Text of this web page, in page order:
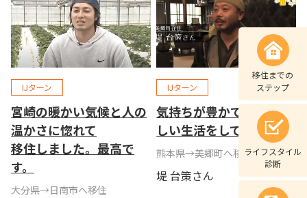
IJターン
宮崎の暖かい気候と人の
温かさに惚れて
移住しました。最高で
す。
大分県→日南市へ移住
IJターン
気持ちが豊かで、人間ら
しい生活をしていきたい
熊本県→美郷町へ移住
堤 台策さん
移住までの
ステップ
ライフスタイル
診断